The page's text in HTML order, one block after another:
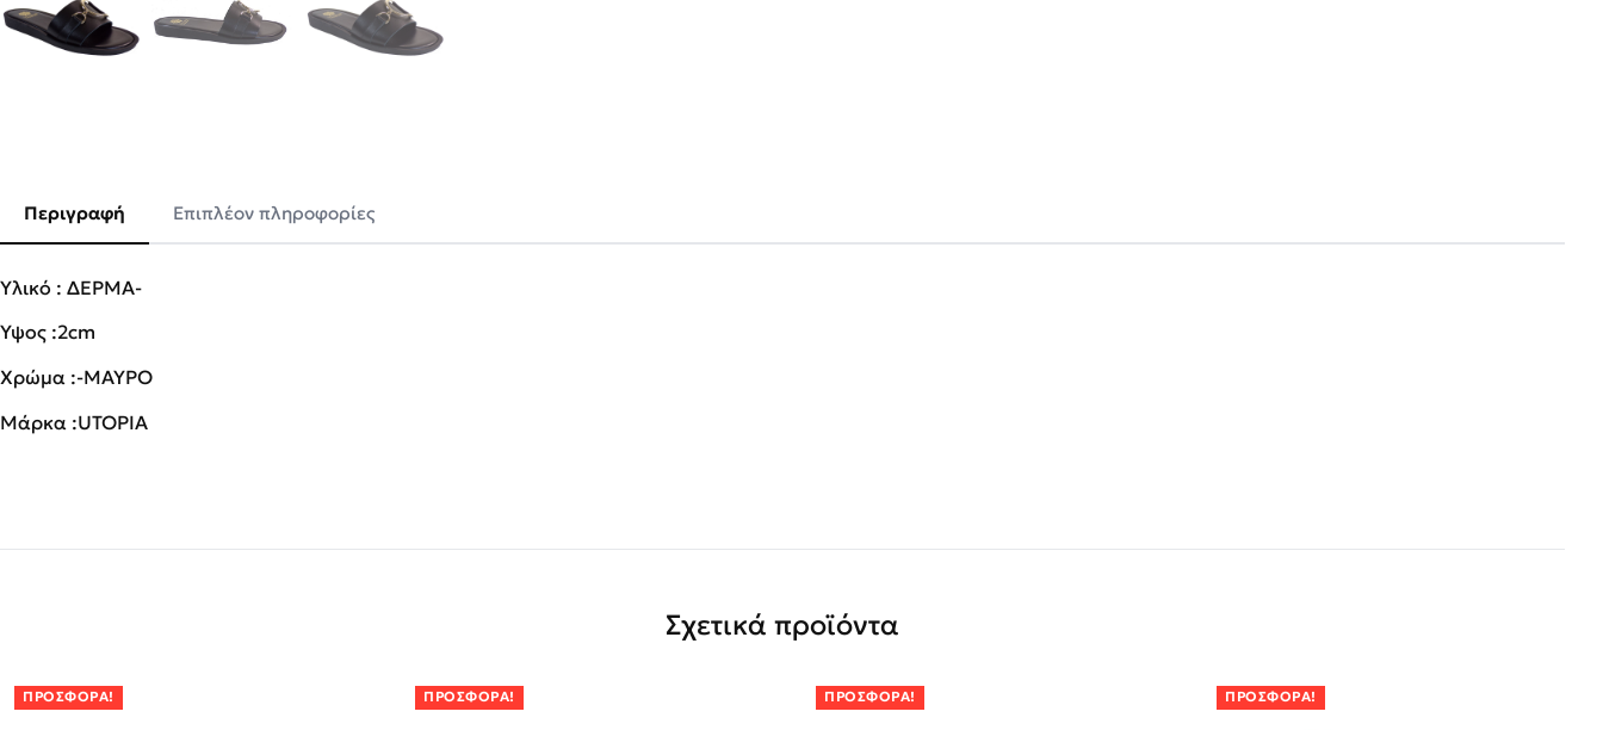
Περιγραφή Επιπλέον πληροφορίες
Υλικό : ΔΕΡΜΑ-
Ύψος :2cm
Χρώμα :-ΜΑΥΡΟ
Μάρκα :UTOPIA
Σχετικά προϊόντα
ΠΡΟΣΦΟΡΆ! ΠΡΟΣΦΟΡΆ! ΠΡΟΣΦΟΡΆ! ΠΡΟΣΦΟΡΆ!